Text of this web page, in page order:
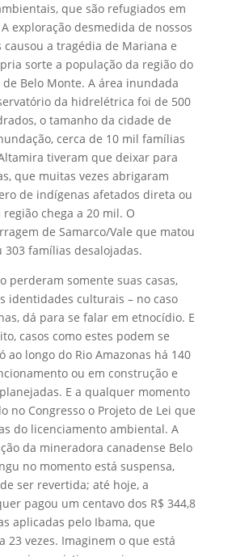
que são refugiados em
exploração desmedida de nossos
a tragédia de Mariana e
sorte a população da região do
Belo Monte. A área inundada
da hidrelétrica foi de 500
o tamanho da cidade de
cerca de 10 mil famílias
tiveram que deixar para
que muitas vezes abrigaram
de indígenas afetados direta ou
chega a 20 mil. O
de Samarco/Vale que matou
303 famílias desalojadas.
perderam somente suas casas,
identidades culturais – no caso
dá para se falar em etnocídio. E
casos como estes podem se
ao longo do Rio Amazonas há 140
ou em construção e
E a qualquer momento
no Congresso o Projeto de Lei que
do licenciamento ambiental. A
da mineradora canadense Belo
no momento está suspensa,
ser revertida; até hoje, a
pagou um centavo dos R$ 344,8
aplicadas pelo Ibama, que
23 vezes. Imaginem o que está